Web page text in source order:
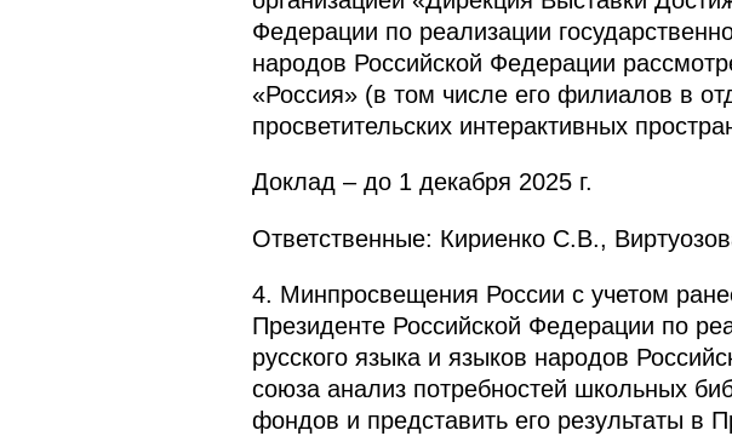
Федерации по реализации
народов Российской Федерации
«Россия» (в том числе его филиалов в
просветительских интерактивных
Доклад – до 1 декабря 2025 г.
Ответственные: Кириенко С.В.,
4. Минпросвещения России с учетом
Президенте Российской Федерации по
русского языка и языков народов
союза анализ потребностей школьных
фондов и представить его результаты в